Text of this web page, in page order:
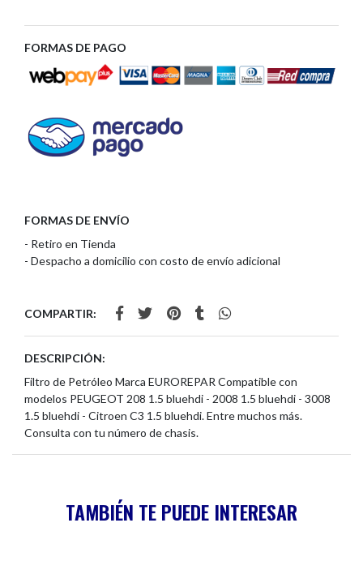
FORMAS DE PAGO
FORMAS DE ENVÍO
- Retiro en Tienda
- Despacho a domicilio con costo de envío adicional
COMPARTIR:
DESCRIPCIÓN:
Filtro de Petróleo Marca EUROREPAR Compatible con
modelos PEUGEOT 208 1.5 bluehdi - 2008 1.5 bluehdi - 3008
1.5 bluehdi - Citroen C3 1.5 bluehdi. Entre muchos más.
Consulta con tu número de chasis.
TAMBIÉN TE PUEDE INTERESAR